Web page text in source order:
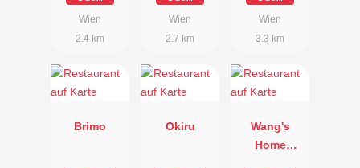
Wien
2.4 km
Wien
2.7 km
Wien
3.3 km
Brimo Okiru
Wang's
Home